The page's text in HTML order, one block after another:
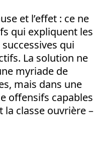
et l’effet : ce ne
qui expliquent les
qui
La solution ne
myriade de
mais dans une
offensifs capables
classe ouvrière –